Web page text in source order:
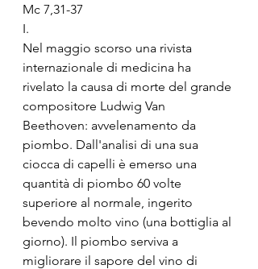
Mc 7,31-37
I.
Nel maggio scorso una rivista
internazionale di medicina ha
rivelato la causa di morte del grande
compositore Ludwig Van
Beethoven: avvelenamento da
piombo. Dall'analisi di una sua
ciocca di capelli è emerso una
quantità di piombo 60 volte
superiore al normale, ingerito
bevendo molto vino (una bottiglia al
giorno). Il piombo serviva a
migliorare il sapore del vino di